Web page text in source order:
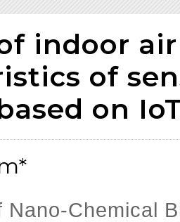
indoor
of
on
Nano-Chemical